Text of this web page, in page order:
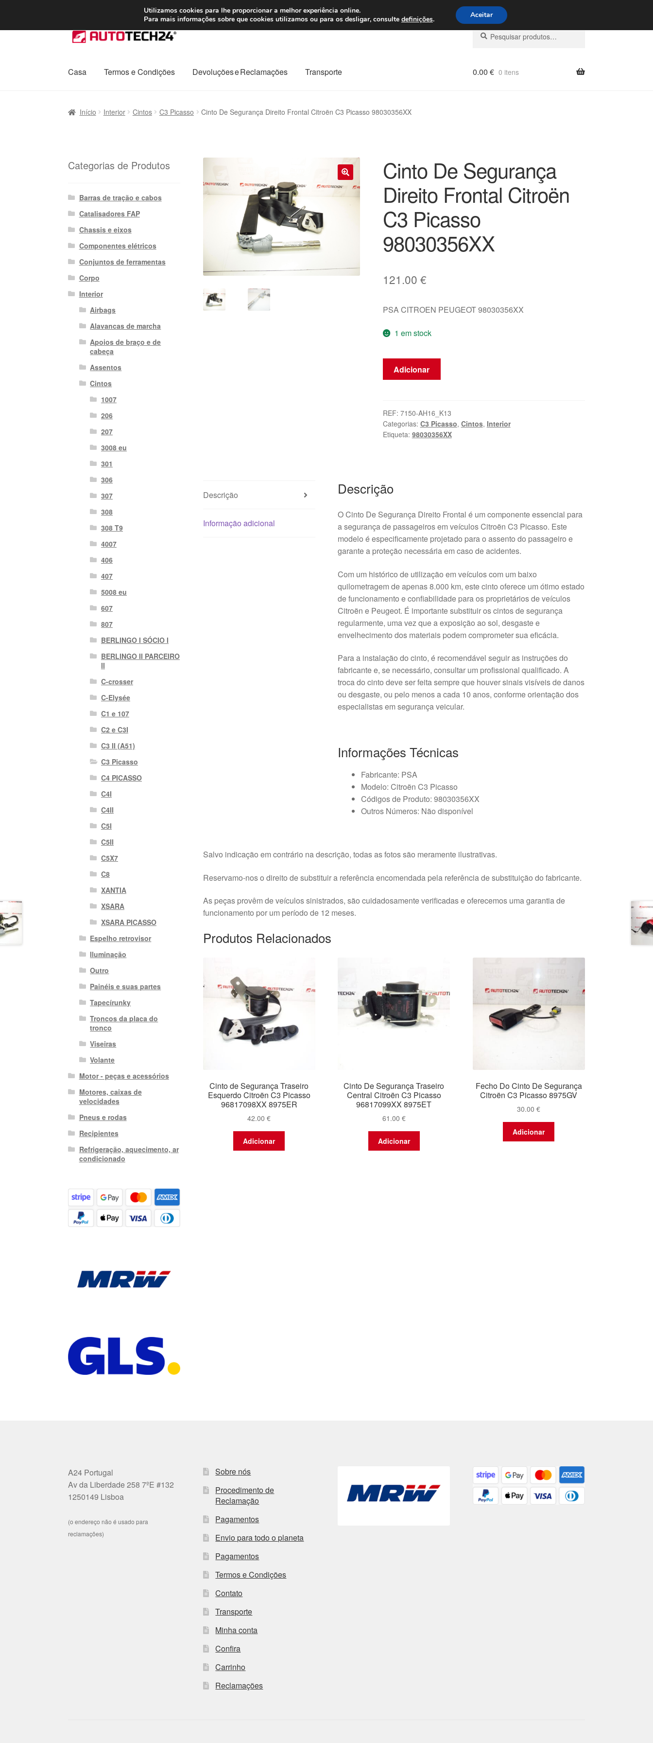
ENVIO a partir de 7 EUR Seg-Sex, das 9h às 16h800 500 967
Ir
para
navegação
Saltar
para
conteúdo
Pesquisar
por:
Pesquisa
Casa Termos e Condições Devoluções e Reclamações Transporte 0.00 € 0 itens
Início Interior Cintos C3 Picasso Cinto De Segurança Direito Frontal Citroën C3 Picasso 98030356XX
🔍
Cinto De Segurança
Direito Frontal Citroën
C3 Picasso
98030356XX
121.00 €
PSA CITROEN PEUGEOT 98030356XX
1 em stock
Quantidade
Segurança
Direito
Frontal
98030356XX
Adicionar
REF: 7150-AH16_K13
Categorias: C3 Picasso, Cintos, Interior
Etiqueta: 98030356XX
Descrição
Informação adicional
Descrição
O Cinto De Segurança Direito Frontal é um componente essencial para
a segurança de passageiros em veículos Citroën C3 Picasso. Este
modelo é especificamente projetado para o assento do passageiro e
garante a proteção necessária em caso de acidentes.
Com um histórico de utilização em veículos com um baixo
quilometragem de apenas 8.000 km, este cinto oferece um ótimo estado
de funcionamento e confiabilidade para os proprietários de veículos
Citroën e Peugeot. É importante substituir os cintos de segurança
regularmente, uma vez que a exposição ao sol, desgaste e
envelhecimento dos materiais podem comprometer sua eficácia.
Para a instalação do cinto, é recomendável seguir as instruções do
fabricante e, se necessário, consultar um profissional qualificado. A
troca do cinto deve ser feita sempre que houver sinais visíveis de danos
ou desgaste, ou pelo menos a cada 10 anos, conforme orientação dos
especialistas em segurança veicular.
Informações Técnicas
Fabricante: PSA
Modelo: Citroën C3 Picasso
Códigos de Produto: 98030356XX
Outros Números: Não disponível
Salvo indicação em contrário na descrição, todas as fotos são meramente ilustrativas.
Reservamo-nos o direito de substituir a referência encomendada pela referência de substituição do fabricante.
As peças provêm de veículos sinistrados, são cuidadosamente verificadas e oferecemos uma garantia de
funcionamento por um período de 12 meses.
Produtos Relacionados
Cinto de Segurança Traseiro
Esquerdo Citroën C3 Picasso
96817098XX 8975ER
42.00€
Adicionar
Cinto De Segurança Traseiro
Central Citroën C3 Picasso
96817099XX 8975ET
61.00 €
Adicionar
Fecho Do Cinto De Segurança
Citroën C3 Picasso 8975GV
30.00€
Adicionar
Categorias de Produtos
Barras de tração e cabos
Catalisadores FAP
Chassis e eixos
Componentes elétricos
Conjuntos de ferramentas
Corpo
Interior
Airbags
Alavancas de marcha
Apoios de braço e de
cabeça
Assentos
Cintos
1007
206
207
3008 eu
301
306
307
308
308 T9
4007
406
407
5008 eu
607
807
BERLINGO I SÓCIO I
BERLINGO II PARCEIRO
II
C-crosser
C-Elysée
C1 e 107
C2 e C3I
C3 II (A51)
C3 Picasso
C4 PICASSO
C4I
C4II
C5I
C5II
C5X7
C8
XANTIA
XSARA
XSARA PICASSO
Espelho retrovisor
Iluminação
Outro
Painéis e suas partes
Tapecírunky
Troncos da placa do
tronco
Viseiras
Volante
Motor - peças e acessórios
Motores, caixas de
velocidades
Pneus e rodas
Recipientes
Refrigeração, aquecimento, ar
condicionado
A24 Portugal
Av da Liberdade 258 7ºE #132
1250149 Lisboa
(o endereço não é usado para
reclamações)
Sobre nós
Procedimento de
Reclamação
Pagamentos
Envio para todo o planeta
Pagamentos
Termos e Condições
Contato
Transporte
Minha conta
Confira
Carrinho
Reclamações
Utilizamos cookies para lhe proporcionar a melhor experiência online.
Para mais informações sobre que cookies utilizamos ou para os desligar, consulte definições. Aceitar